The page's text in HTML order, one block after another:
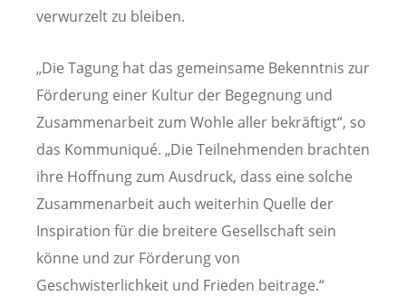
verwurzelt zu bleiben.
„Die Tagung hat das gemeinsame Bekenntnis zur
Förderung einer Kultur der Begegnung und
Zusammenarbeit zum Wohle aller bekräftigt“, so
das Kommuniqué. „Die Teilnehmenden brachten
ihre Hoffnung zum Ausdruck, dass eine solche
Zusammenarbeit auch weiterhin Quelle der
Inspiration für die breitere Gesellschaft sein
könne und zur Förderung von
Geschwisterlichkeit und Frieden beitrage.“